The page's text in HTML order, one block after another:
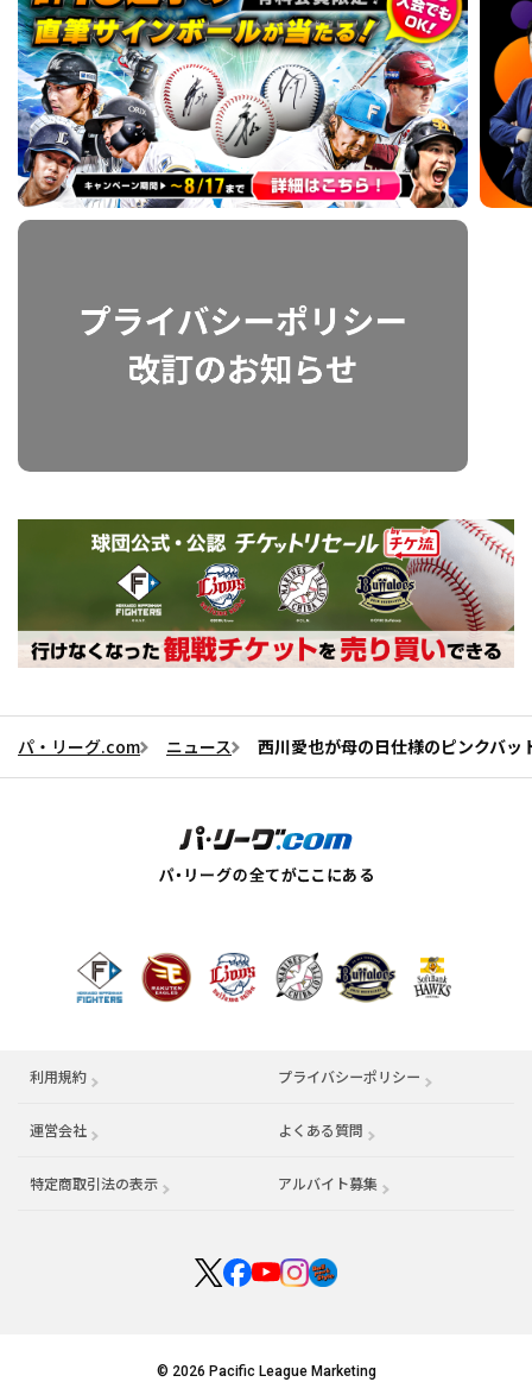
パ・リーグ.com ニュース 西川愛也が母の日仕様のピンクバ
利用規約 プライバシーポリシー
運営会社 （別ウィンドウで開く） よくある質問
特定商取引法の表示 アルバイト募集 （別ウィンドウで開く
© 2026 Pacific League Marketing